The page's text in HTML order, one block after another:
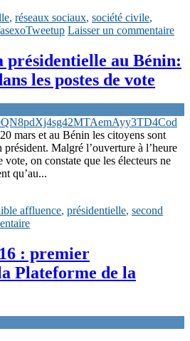
, réseaux sociaux, société civile,
Laisser un commentaire
présidentielle au Bénin:
les postes de vote
mars et au Bénin les citoyens sont
Malgré l’ouverture à l’heure
on constate que les électeurs ne
qu’au...
affluence, présidentielle, second
: premier
Plateforme de la